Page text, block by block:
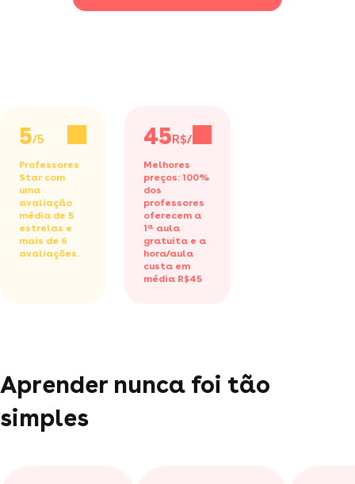
5/5
Professores
Star com
uma
avaliação
média de 5
estrelas e
mais de 6
avaliações.
45R$/h
Melhores
preços: 100%
dos
professores
oferecem a
1ª aula
gratuita e a
hora/aula
custa em
média R$45
Aprender nunca foi tão
simples